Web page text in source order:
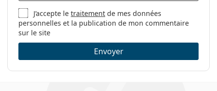
J’accepte letraitement de mes données
personnelles et la publication de mon commentaire
sur le site
Envoyer